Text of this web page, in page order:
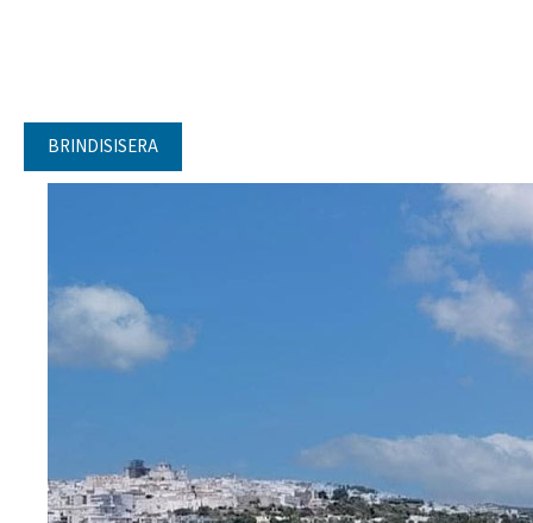
BRINDISISERA